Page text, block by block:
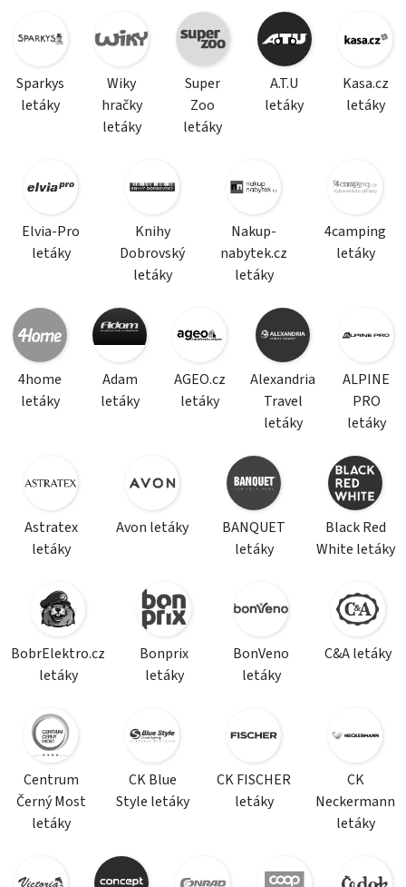
Sparkys
letáky
Wiky
hračky
letáky
Super
Zoo
letáky
A.T.U
letáky
Kasa.cz
letáky
Elvia-Pro
letáky
Knihy
Dobrovský
letáky
Nakup-
nabytek.cz
letáky
4camping
letáky
4home
letáky
Adam
letáky
AGEO.cz
letáky
Alexandria
Travel
letáky
ALPINE
PRO
letáky
Astratex
letáky
Avon letáky
BANQUET
letáky
Black Red
White letáky
BobrElektro.cz
letáky
Bonprix
letáky
BonVeno
letáky
C&A letáky
Centrum
Černý Most
letáky
CK Blue
Style letáky
CK FISCHER
letáky
CK
Neckermann
letáky